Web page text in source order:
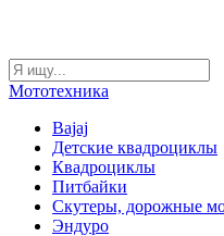
Мототехника
Bajaj
Детские квадроциклы
Квадроциклы
Питбайки
Скутеры, дорожные
Эндуро